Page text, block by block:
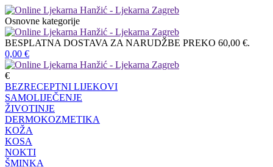
Osnovne kategorije
BESPLATNA DOSTAVA ZA NARUDŽBE PREKO 60,00 €.
0,00 €
€
BEZRECEPTNI LIJEKOVI
SAMOLIJEČENJE
ŽIVOTINJE
DERMOKOZMETIKA
KOŽA
KOSA
NOKTI
ŠMINKA